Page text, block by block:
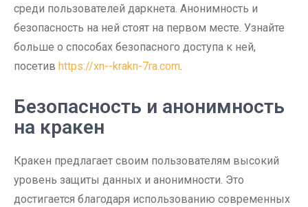
среди пользователей даркнета. Анонимность и
безопасность на ней стоят на первом месте. Узнайте
больше о способах безопасного доступа к ней,
посетив https://xn--krakn-7ra.com.
Безопасность и анонимность
на кракен
Кракен предлагает своим пользователям высокий
уровень защиты данных и анонимности. Это
достигается благодаря использованию современных